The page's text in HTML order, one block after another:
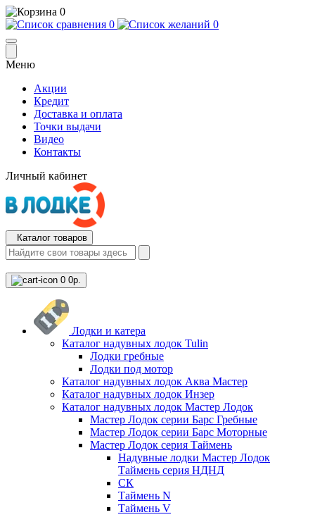
0
0
0
Меню
Акции
Кредит
Доставка и оплата
Точки выдачи
Видео
Контакты
Личный кабинет
Каталог товаров
0 0р.
Лодки и катера
Каталог надувных лодок Tulin
Лодки гребные
Лодки под мотор
Каталог надувных лодок Аква Мастер
Каталог надувных лодок Инзер
Каталог надувных лодок Мастер Лодок
Мастер Лодок серии Барс Гребные
Мастер Лодок серии Барс Моторные
Мастер Лодок серия Таймень
Надувные лодки Мастер Лодок
Таймень серия НДНД
СК
Таймень N
Таймень V